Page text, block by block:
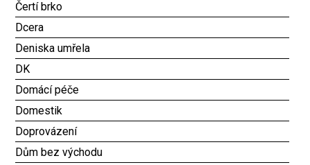
Čertí brko
Dcera
Deniska umřela
DK
Domácí péče
Domestik
Doprovázení
Dům bez východu